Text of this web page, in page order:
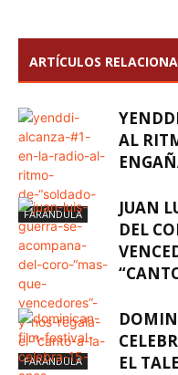
ARTÍCULOS
FARÁNDULA
AL
FARÁNDULA
JUAN
DEL
EL